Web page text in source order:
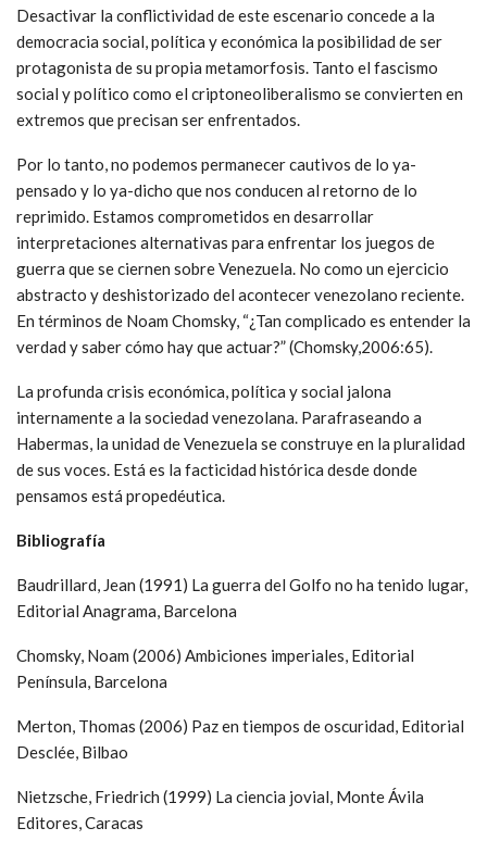
Desactivar la conflictividad de este escenario concede a la
democracia social, política y económica la posibilidad de ser
protagonista de su propia metamorfosis. Tanto el fascismo
social y político como el criptoneoliberalismo se convierten en
extremos que precisan ser enfrentados.
Por lo tanto, no podemos permanecer cautivos de lo ya-
pensado y lo ya-dicho que nos conducen al retorno de lo
reprimido. Estamos comprometidos en desarrollar
interpretaciones alternativas para enfrentar los juegos de
guerra que se ciernen sobre Venezuela. No como un ejercicio
abstracto y deshistorizado del acontecer venezolano reciente.
En términos de Noam Chomsky, “¿Tan complicado es entender la
verdad y saber cómo hay que actuar?” (Chomsky,2006:65).
La profunda crisis económica, política y social jalona
internamente a la sociedad venezolana. Parafraseando a
Habermas, la unidad de Venezuela se construye en la pluralidad
de sus voces. Está es la facticidad histórica desde donde
pensamos está propedéutica.
Bibliografía
Baudrillard, Jean (1991) La guerra del Golfo no ha tenido lugar,
Editorial Anagrama, Barcelona
Chomsky, Noam (2006) Ambiciones imperiales, Editorial
Península, Barcelona
Merton, Thomas (2006) Paz en tiempos de oscuridad, Editorial
Desclée, Bilbao
Nietzsche, Friedrich (1999) La ciencia jovial, Monte Ávila
Editores, Caracas